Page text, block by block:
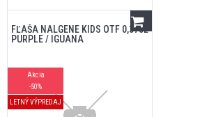
FĽAŠA NALGENE KIDS OTF 0,375L
PURPLE / IGUANA
Akcia
-50%
LETNÝ VÝPREDAJ